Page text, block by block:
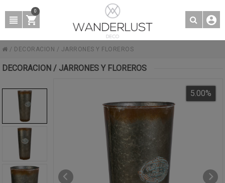
0
/ DECORACION / JARRONES Y FLOREROS
DECORACION / JARRONES Y FLOREROS
5.00%